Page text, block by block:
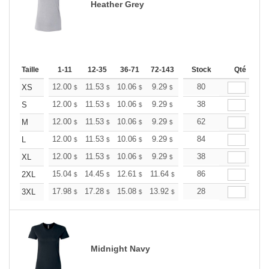
Heather Grey
Taille 1-11 12-35 36-71 72-143 144-287 288 +
Stock Qté
XS 12.00 $ 11.53 $ 10.06 $ 9.29 $ 8.82$
80
S
12.00 $ 11.53 $ 10.06 $ 9.29 $ 8.82$
38
M
12.00 $ 11.53 $ 10.06 $ 9.29 $ 8.82$
62
L
12.00 $ 11.53 $ 10.06 $ 9.29 $ 8.82$
84
XL
12.00 $ 11.53 $ 10.06 $ 9.29 $ 8.82$
38
2XL
15.04 $ 14.45 $ 12.61 $ 11.64 $ 11.06$
86
3XL
17.98 $ 17.28 $ 15.08 $ 13.92 $ 13.22$
28
Midnight Navy